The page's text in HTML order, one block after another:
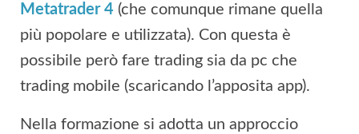
Metatrader 4 (che comunque rimane quella
più popolare e utilizzata). Con questa è
possibile però fare trading sia da pc che
trading mobile (scaricando l’apposita app).
Nella formazione si adotta un approccio